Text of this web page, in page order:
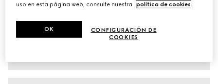
uso en esta página web, consulte nuestra
política de cookies.
CONFIGURACIÓN DE
COOKIES
OK